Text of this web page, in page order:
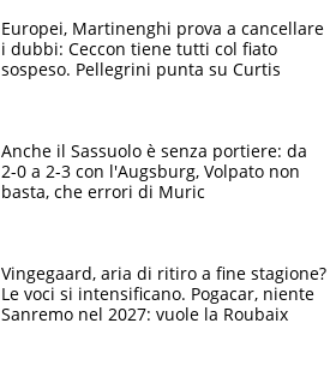
Europei, Martinenghi prova a cancellare
i dubbi: Ceccon tiene tutti col fiato
sospeso. Pellegrini punta su Curtis
Anche il Sassuolo è senza portiere: da
2-0 a 2-3 con l'Augsburg, Volpato non
basta, che errori di Muric
Vingegaard, aria di ritiro a fine stagione?
Le voci si intensificano. Pogacar, niente
Sanremo nel 2027: vuole la Roubaix